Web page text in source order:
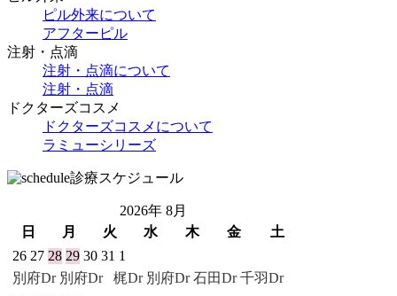
ピル外来について
アフターピル
注射・点滴
注射・点滴について
注射・点滴
ドクターズコスメ
ドクターズコスメについて
ラミューシリーズ
診療スケジュール
2026年 8月
日
月 火 水 木 金
土
26 27 28 29 30 31 1
別府Dr 別府Dr 梶Dr 別府Dr 石田Dr 千羽Dr